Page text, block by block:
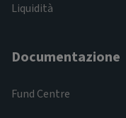
Liquidità
Documentazione
Fund Centre